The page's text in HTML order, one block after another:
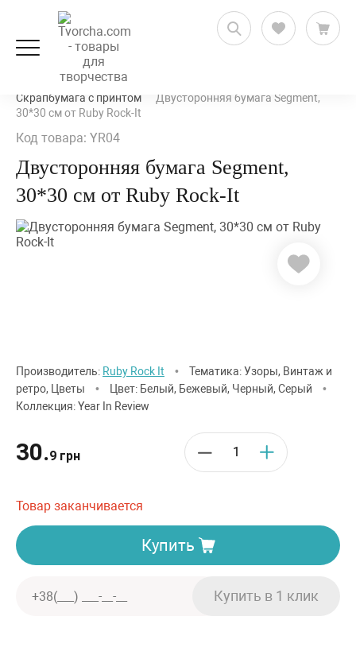
Скрапбукинг
Бумага для скрапбукинга
Скрапбумага с принтом
Двусторонняя бумага Segment,
30*30 см от Ruby Rock-It
Код товара: YR04
Двусторонняя бумага Segment,
30*30 см от Ruby Rock-It
Производитель: Ruby Rock It •
Тематика: Узоры, Винтаж и
ретро, Цветы
• Цвет: Белый, Бежевый, Черный, Серый
•
Коллекция: Year In Review
30.9 грн
Товар заканчивается
Купить